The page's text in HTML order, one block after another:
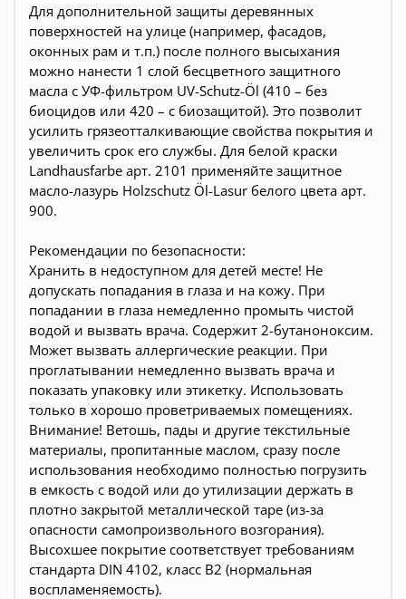
Для дополнительной защиты деревянных
поверхностей на улице (например, фасадов,
оконных рам и т.п.) после полного высыхания
можно нанести 1 слой бесцветного защитного
масла с УФ-фильтром UV-Schutz-Öl (410 – без
биоцидов или 420 – с биозащитой). Это позволит
усилить грязеотталкивающие свойства покрытия и
увеличить срок его службы. Для белой краски
Landhausfarbe арт. 2101 применяйте защитное
масло-лазурь Holzschutz Öl-Lasur белого цвета арт.
900.
Рекомендации по безопасности:
Хранить в недоступном для детей месте! Не
допускать попадания в глаза и на кожу. При
попадании в глаза немедленно промыть чистой
водой и вызвать врача. Содержит 2-бутаноноксим.
Может вызвать аллергические реакции. При
проглатывании немедленно вызвать врача и
показать упаковку или этикетку. Использовать
только в хорошо проветриваемых помещениях.
Внимание! Ветошь, пады и другие текстильные
материалы, пропитанные маслом, сразу после
использования необходимо полностью погрузить
в емкость с водой или до утилизации держать в
плотно закрытой металлической таре (из-за
опасности самопроизвольного возгорания).
Высохшее покрытие соответствует требованиям
стандарта DIN 4102, класс В2 (нормальная
воспламеняемость).